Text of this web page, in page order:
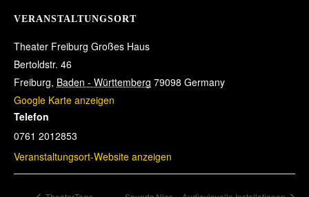
VERANSTALTUNGSORT
Theater Freiburg Großes Haus
Bertoldstr. 46
Freiburg, Baden - Württemberg 79098 Germany
Google Karte anzeigen
Telefon
0761 2012853
Veranstaltungsort-Website anzeigen